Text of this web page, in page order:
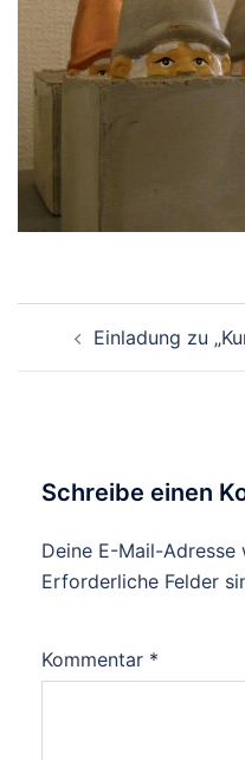
Einladung zu
Schreibe einen
Deine E-Mail-
Erforderliche Felder
Kommentar *